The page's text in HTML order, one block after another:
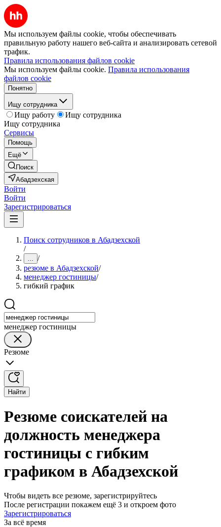
Мы используем файлы cookie, чтобы обеспечивать
правильную работу нашего веб-сайта и анализировать сетевой
трафик.
Правила использования файлов cookie
Мы используем файлы cookie. Правила использования
файлов cookie
Понятно
Ищу сотрудника
Ищу работу
Ищу сотрудника
Ищу сотрудника
Сервисы
Помощь
Ещё
Поиск
Абадзехская
Войти
Войти
Зарегистрироваться
Поиск сотрудников в Абадзехской
/
... /
резюме в Абадзехской/
менеджер гостиницы/
гибкий график
менеджер гостиницы
Резюме
Найти
Резюме соискателей на
должность менеджера
гостиницы с гибким
графиком в Абадзехской
Чтобы видеть все резюме, зарегистрируйтесь
После регистрации покажем ещё 3 и откроем фото
Зарегистрироваться
За всё время